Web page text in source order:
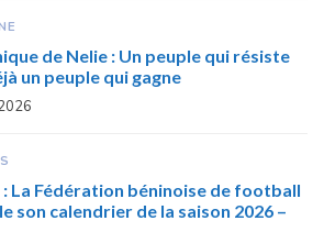
de Nelie : Un peuple qui résiste
un peuple qui gagne
La Fédération béninoise de football
son calendrier de la saison 2026 –